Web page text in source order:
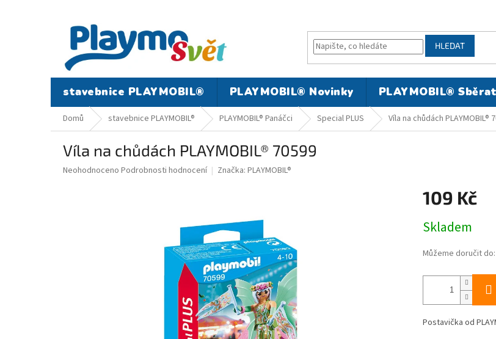
HLEDAT
stavebnice PLAYMOBIL® PLAYMOBIL® Novinky PLAYMOBIL®
Domů stavebnice PLAYMOBIL® PLAYMOBIL® Panáčci Special PLUS Víla na chůdách PLAYMOBIL®
Víla na chůdách PLAYMOBIL® 70599
Průměrné
Neohodnoceno Podrobnosti hodnocení Značka: PLAYMOBIL®
109 Kč
cena:
Skladem
Můžeme doručit do:
Postavička od